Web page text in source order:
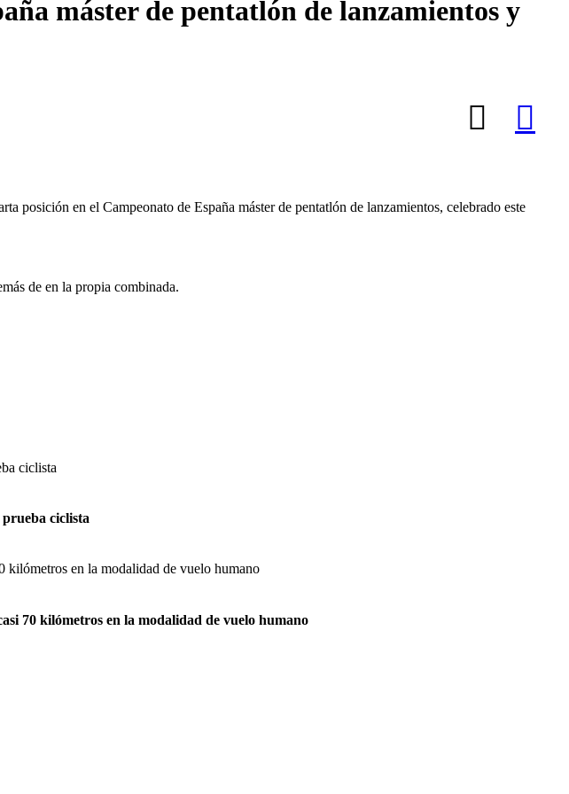
máster de pentatlón de lanzamientos y
posición en el Campeonato de España máster de pentatlón de lanzamientos, celebrado este
de en la propia combinada.
prueba ciclista
70 kilómetros en la modalidad de vuelo humano